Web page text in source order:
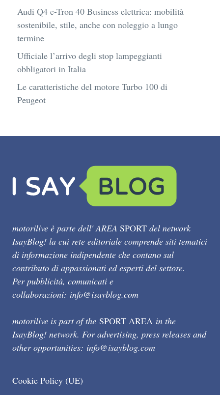
Audi Q4 e-Tron 40 Business elettrica: mobilità
sostenibile, stile, anche con noleggio a lungo
termine
Ufficiale l’arrivo degli stop lampeggianti
obbligatori in Italia
Le caratteristiche del motore Turbo 100 di
Peugeot
motorilive è parte dell' AREA SPORT del network
IsayBlog! la cui rete editoriale comprende siti tematici
di informazione indipendente che contano sul
contributo di appassionati ed esperti del settore.
Per pubblicità, comunicati e
collaborazioni: info@isayblog.com
motorilive is part of the SPORT AREA in the
IsayBlog! network. For advertising, press releases and
other opportunities: info@isayblog.com
Cookie Policy (UE)